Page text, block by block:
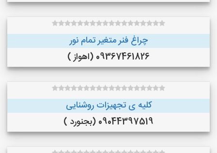
چراغ فنر متغیر تمام نور
09367461826 (اهواز )
کلیه ی تجهیزات روشنایی
09044397519 (بجنورد )